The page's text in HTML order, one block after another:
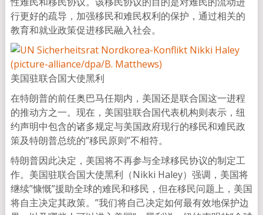
行更好的疏导，加强移民和难民权利的保护，通过相关的
教育和就业政策促进移民融入社会。
美国驻联合国大使黑利
在特朗普的前任奥巴马任期内，美国还是联合国这一进程
的推动方之一。现在，美国驻联合国代表机构则表示，纽
约声明中包含的诸多规定与美国政府现行的移民和难民政
策及特朗普总统的”移民原则”不相符。
特朗普因此决定，美国将不再参与全球移民协议的制定工
作。美国驻联合国大使黑利（Nikki Haley）强调，美国将
继续”慷慨”援助全球的难民和移民，但在移民问题上，美国
将自主决定其政策。”我们将自己决定如何最有效地保护边